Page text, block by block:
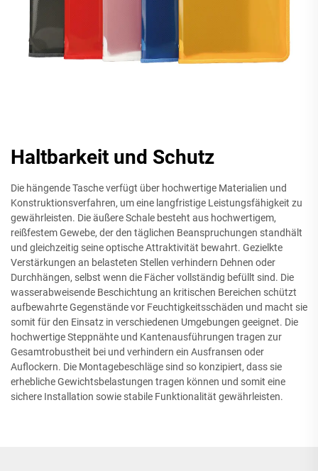
Haltbarkeit und Schutz
Die hängende Tasche verfügt über hochwertige Materialien und
Konstruktionsverfahren, um eine langfristige Leistungsfähigkeit zu
gewährleisten. Die äußere Schale besteht aus hochwertigem,
reißfestem Gewebe, der den täglichen Beanspruchungen standhält
und gleichzeitig seine optische Attraktivität bewahrt. Gezielkte
Verstärkungen an belasteten Stellen verhindern Dehnen oder
Durchhängen, selbst wenn die Fächer vollständig befüllt sind. Die
wasserabweisende Beschichtung an kritischen Bereichen schützt
aufbewahrte Gegenstände vor Feuchtigkeitsschäden und macht sie
somit für den Einsatz in verschiedenen Umgebungen geeignet. Die
hochwertige Steppnähte und Kantenausführungen tragen zur
Gesamtrobustheit bei und verhindern ein Ausfransen oder
Auflockern. Die Montagebeschläge sind so konzipiert, dass sie
erhebliche Gewichtsbelastungen tragen können und somit eine
sichere Installation sowie stabile Funktionalität gewährleisten.